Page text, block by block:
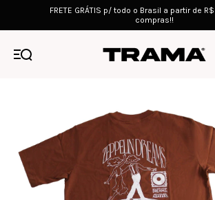
FRETE GRÁTIS p/ todo o Brasil a partir de
compras!!